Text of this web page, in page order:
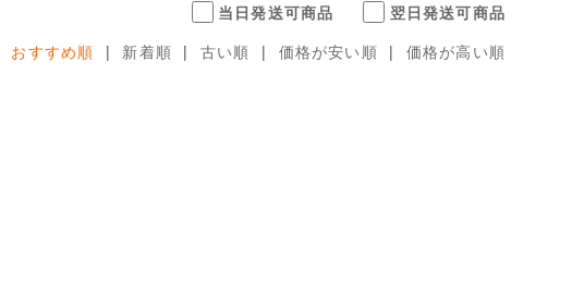
翌日発送可商品
当日発送可商品
おすすめ順 | 新着順 | 古い順 | 価格が安い順 | 価格が高い順